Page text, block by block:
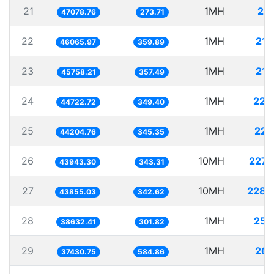
21 47078.76 273.71 1MH
22 46065.97 359.89 1MH
23 45758.21 357.49 1MH
24 44722.72 349.40 1MH
25 44204.76 345.35 1MH
26 43943.30 343.31 10MH
27 43855.03 342.62 10MH
28 38632.41 301.82 1MH
29 37430.75 584.86 1MH